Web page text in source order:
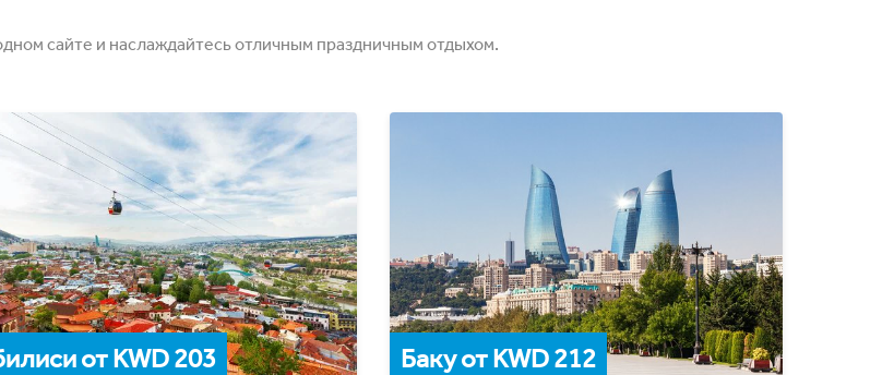
сайте и наслаждайтесь отличным праздничным отдыхом.
от KWD 203 Баку от KWD 212